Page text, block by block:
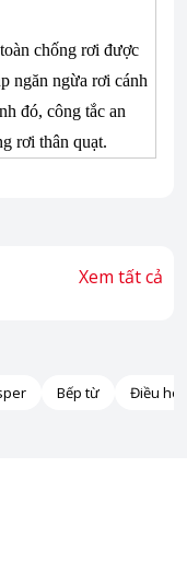
chống rơi được
ngăn ngừa rơi cánh
đó, công tắc an
rơi thân quạt.
Xem tất cả
Bếp từ Điều